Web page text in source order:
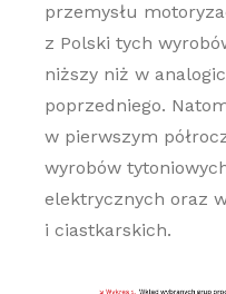
przemysłu
z Polski tych
niższy niż w
poprzedniego.
w pierwszym
wyrobów
elektrycznych oraz
i ciastkarskich.